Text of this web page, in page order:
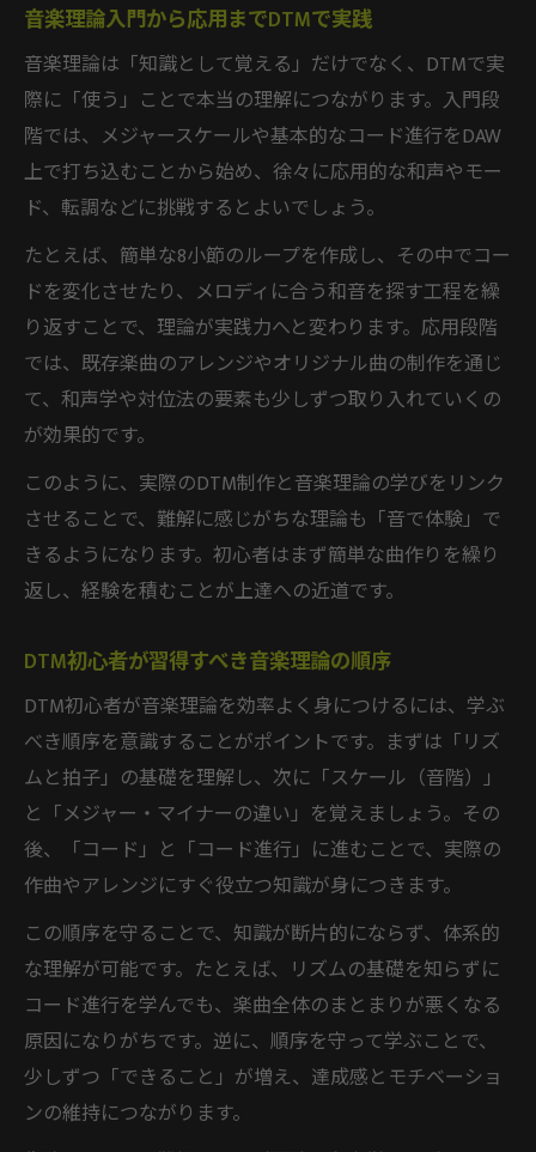
音楽理論入門から応用までDTMで実践
音楽理論は「知識として覚える」だけでなく、DTMで実
際に「使う」ことで本当の理解につながります。入門段
階では、メジャースケールや基本的なコード進行をDAW
上で打ち込むことから始め、徐々に応用的な和声やモー
ド、転調などに挑戦するとよいでしょう。
たとえば、簡単な8小節のループを作成し、その中でコー
ドを変化させたり、メロディに合う和音を探す工程を繰
り返すことで、理論が実践力へと変わります。応用段階
では、既存楽曲のアレンジやオリジナル曲の制作を通じ
て、和声学や対位法の要素も少しずつ取り入れていくの
が効果的です。
このように、実際のDTM制作と音楽理論の学びをリンク
させることで、難解に感じがちな理論も「音で体験」で
きるようになります。初心者はまず簡単な曲作りを繰り
返し、経験を積むことが上達への近道です。
DTM初心者が習得すべき音楽理論の順序
DTM初心者が音楽理論を効率よく身につけるには、学ぶ
べき順序を意識することがポイントです。まずは「リズ
ムと拍子」の基礎を理解し、次に「スケール（音階）」
と「メジャー・マイナーの違い」を覚えましょう。その
後、「コード」と「コード進行」に進むことで、実際の
作曲やアレンジにすぐ役立つ知識が身につきます。
この順序を守ることで、知識が断片的にならず、体系的
な理解が可能です。たとえば、リズムの基礎を知らずに
コード進行を学んでも、楽曲全体のまとまりが悪くなる
原因になりがちです。逆に、順序を守って学ぶことで、
少しずつ「できること」が増え、達成感とモチベーショ
ンの維持につながります。